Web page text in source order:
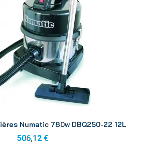
Numatic 780w DBQ250-22 12L
506,12 €